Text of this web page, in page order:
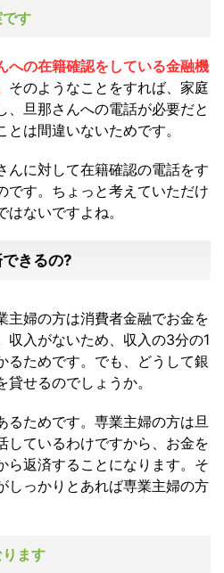
す
への在籍確認をしている金融機
そのようなことをすれば、家庭
、旦那さんへの電話が必要だと
は間違いないためです。
んに対して在籍確認の電話をす
です。ちょっと考えていただけ
ないですよね。
きるの?
主婦の方は消費者金融でお金を
収入がないため、収入の3分の1
るためです。でも、どうして銀
せるのでしょうか。
るためです。専業主婦の方は旦
しているわけですから、お金を
ら返済することになります。そ
しっかりとあれば専業主婦の方
ます